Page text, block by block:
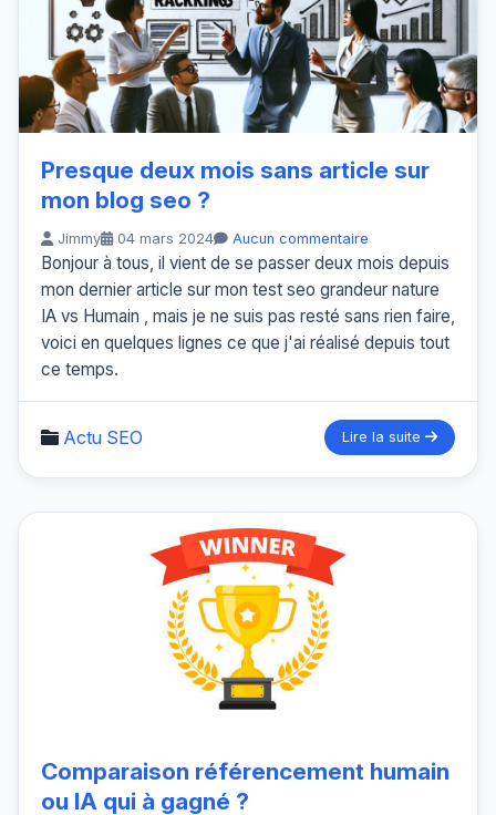
Presque deux mois sans article sur
mon blog seo ?
Jimmy 04 mars 2024 Aucun commentaire
Bonjour à tous, il vient de se passer deux mois depuis
mon dernier article sur mon test seo grandeur nature
IA vs Humain , mais je ne suis pas resté sans rien faire,
voici en quelques lignes ce que j'ai réalisé depuis tout
ce temps.
Actu SEO Lire la suite
Comparaison référencement humain
ou IA qui à gagné ?